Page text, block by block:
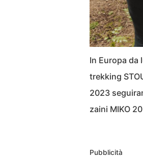
In Europa da
trekking
2023
zaini MIKO
Pubblicità